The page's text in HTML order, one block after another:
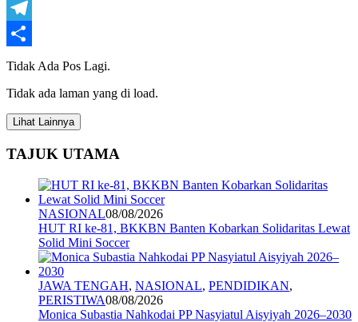
WhatsApp
Telegram
Share
Tidak Ada Pos Lagi.
Tidak ada laman yang di load.
Lihat Lainnya
TAJUK UTAMA
NASIONAL08/08/2026
HUT RI ke-81, BKKBN Banten Kobarkan Solidaritas Lewat
Solid Mini Soccer
JAWA TENGAH, NASIONAL, PENDIDIKAN,
PERISTIWA08/08/2026
Monica Subastia Nahkodai PP Nasyiatul Aisyiyah 2026–2030